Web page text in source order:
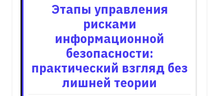
Этапы управления
рисками
информационной
безопасности:
практический взгляд без
лишней теории